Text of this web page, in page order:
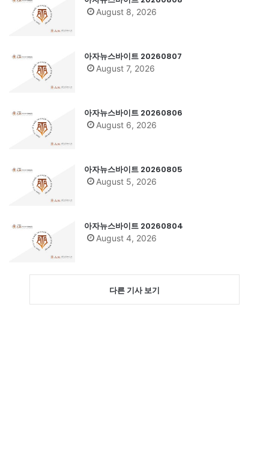
August 8, 2026
아자뉴스바이트 20260807
August 7, 2026
아자뉴스바이트 20260806
August 6, 2026
아자뉴스바이트 20260805
August 5, 2026
아자뉴스바이트 20260804
August 4, 2026
다른 기사 보기